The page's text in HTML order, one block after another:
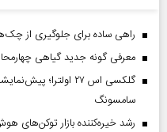
راهی ساده برای جلوگیری از
معرفی گونه جدید گیاهی
گلکسی اس ۲۷ اولترا؛
سامسونگ